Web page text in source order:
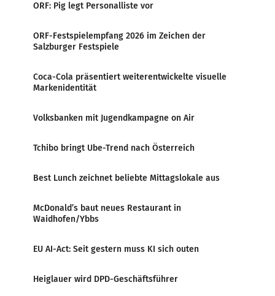
ORF: Pig legt Personalliste vor
ORF-Festspielempfang 2026 im Zeichen der
Salzburger Festspiele
Coca-Cola präsentiert weiterentwickelte visuelle
Markenidentität
Volksbanken mit Jugendkampagne on Air
Tchibo bringt Ube-Trend nach Österreich
Best Lunch zeichnet beliebte Mittagslokale aus
McDonald’s baut neues Restaurant in
Waidhofen/Ybbs
EU AI-Act: Seit gestern muss KI sich outen
Heiglauer wird DPD-Geschäftsführer